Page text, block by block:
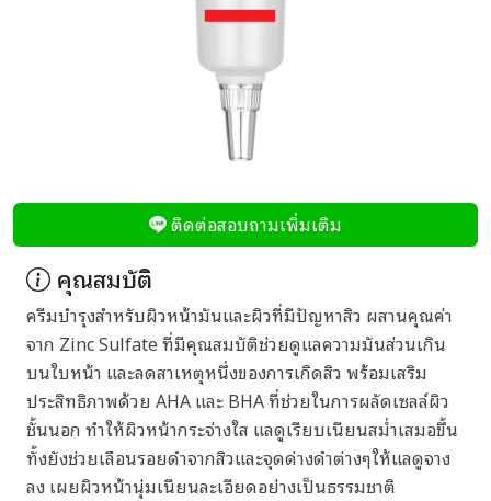
ติดต่อสอบถามเพิ่มเติม
คุณสมบัติ
ครีมบำรุงสำหรับผิวหน้ามันและผิวที่มีปัญหาสิว ผสานคุณค่า
จาก Zinc Sulfate ที่มีคุณสมบัติช่วยดูแลความมันส่วนเกิน
บนใบหน้า และลดสาเหตุหนึ่งของการเกิดสิว พร้อมเสริม
ประสิทธิภาพด้วย AHA และ BHA ที่ช่วยในการผลัดเซลล์ผิว
ชั้นนอก ทำให้ผิวหน้ากระจ่างใส แลดูเรียบเนียนสม่ำเสมอขึ้น
ทั้งยังช่วยเลือนรอยดำจากสิวและจุดด่างดำต่างๆให้แลดูจาง
ลง เผยผิวหน้านุ่มเนียนละเอียดอย่างเป็นธรรมชาติ